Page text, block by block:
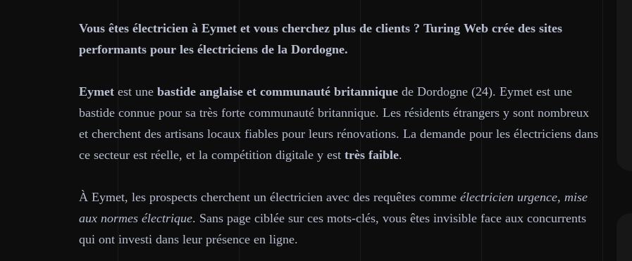
Vous êtes électricien à Eymet et vous cherchez plus de clients ? Turing Web crée des sites
performants pour les électriciens de la Dordogne.
Eymet est une bastide anglaise et communauté britannique de Dordogne (24). Eymet est une
bastide connue pour sa très forte communauté britannique. Les résidents étrangers y sont nombreux
et cherchent des artisans locaux fiables pour leurs rénovations. La demande pour les électriciens dans
ce secteur est réelle, et la compétition digitale y est très faible.
À Eymet, les prospects cherchent un électricien avec des requêtes comme électricien urgence, mise
aux normes électrique. Sans page ciblée sur ces mots-clés, vous êtes invisible face aux concurrents
qui ont investi dans leur présence en ligne.